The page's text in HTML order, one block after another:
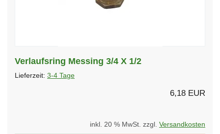
Verlaufsring Messing 3/4 X 1/2
Lieferzeit: 3-4 Tage
6,18 EUR
inkl. 20 % MwSt. zzgl. Versandkosten